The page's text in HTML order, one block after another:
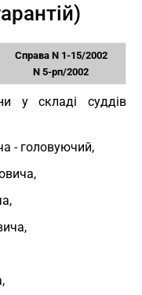
Справа N 1-15/2002
N 5-рп/2002
у складі суддів
- головуючий,